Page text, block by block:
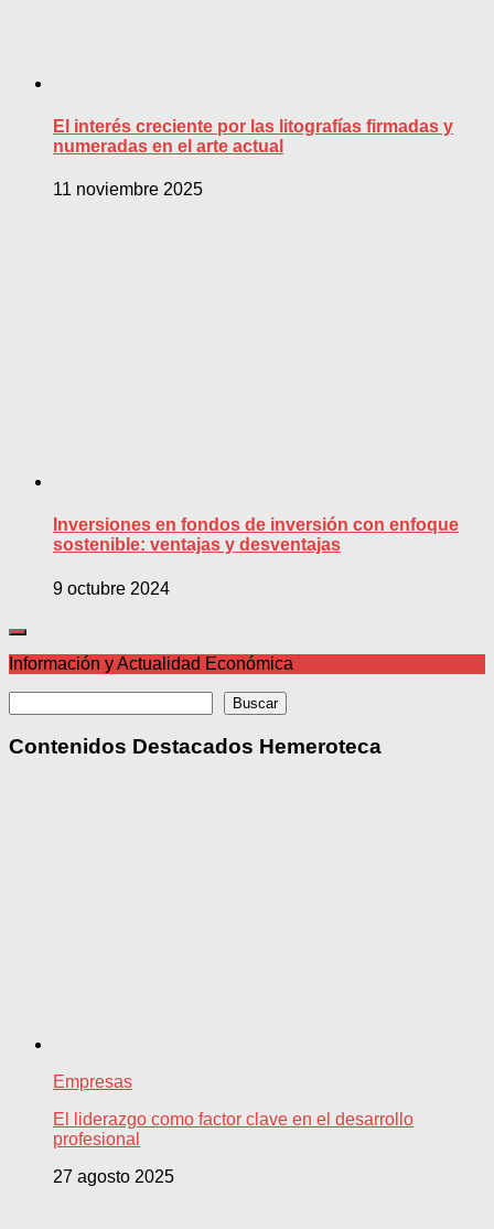
El interés creciente por las litografías firmadas y
numeradas en el arte actual
11 noviembre 2025
Inversiones en fondos de inversión con enfoque
sostenible: ventajas y desventajas
9 octubre 2024
Información y Actualidad Económica
Buscar
Contenidos Destacados Hemeroteca
Empresas
El liderazgo como factor clave en el desarrollo
profesional
27 agosto 2025